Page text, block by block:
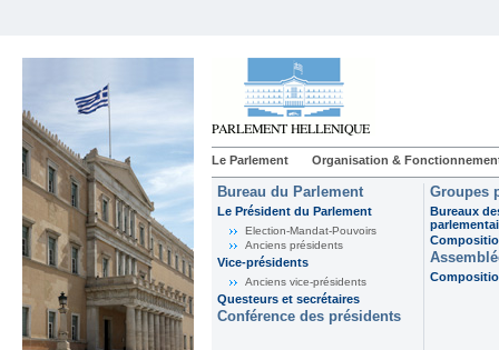
Le Parlement Organisation &
Bureau du Parlement
Le Président du Parlement
Election-Mandat-Pouvoirs
Anciens présidents
Vice-présidents
Anciens vice-présidents
Questeurs et secrétaires
Conférence des présidents
Groupes
Bureaux